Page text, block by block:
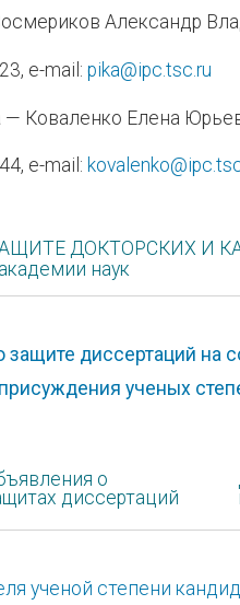
Александр
e-mail: pika@ipc.tsc.ru
— Коваленко Елена
e-mail:
ДОКТОРСКИХ И
наук
диссертаций на
ученых
о
диссертаций
ученой степени